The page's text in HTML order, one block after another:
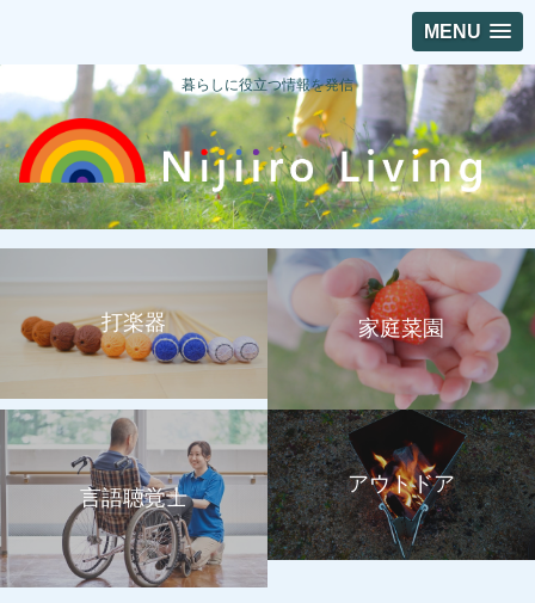
MENU
暮らしに役立つ情報を発信
打楽器 家庭菜園
言語聴覚士
アウトドア